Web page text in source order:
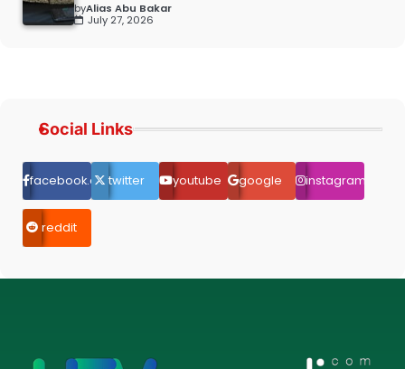
byAlias Abu Bakar
July 27, 2026
Social Links
facebook.comtwitter youtube google instagram
reddit